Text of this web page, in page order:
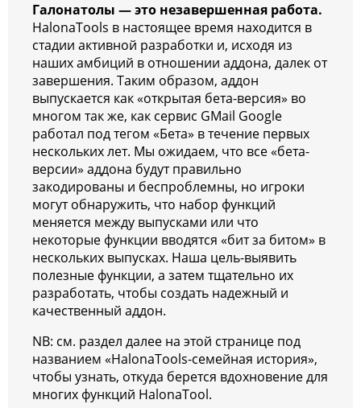
Галонатолы — это незавершенная работа.
HalonaTools в настоящее время находится в
стадии активной разработки и, исходя из
наших амбиций в отношении аддона, далек от
завершения. Таким образом, аддон
выпускается как «открытая бета-версия» во
многом так же, как сервис GMail Google
работал под тегом «Бета» в течение первых
нескольких лет. Мы ожидаем, что все «бета-
версии» аддона будут правильно
закодированы и беспроблемны, но игроки
могут обнаружить, что набор функций
меняется между выпусками или что
некоторые функции вводятся «бит за битом» в
нескольких выпусках. Наша цель-выявить
полезные функции, а затем тщательно их
разработать, чтобы создать надежный и
качественный аддон.
NB: см. раздел далее на этой странице под
названием «HalonaTools-семейная история»,
чтобы узнать, откуда берется вдохновение для
многих функций HalonaTool.